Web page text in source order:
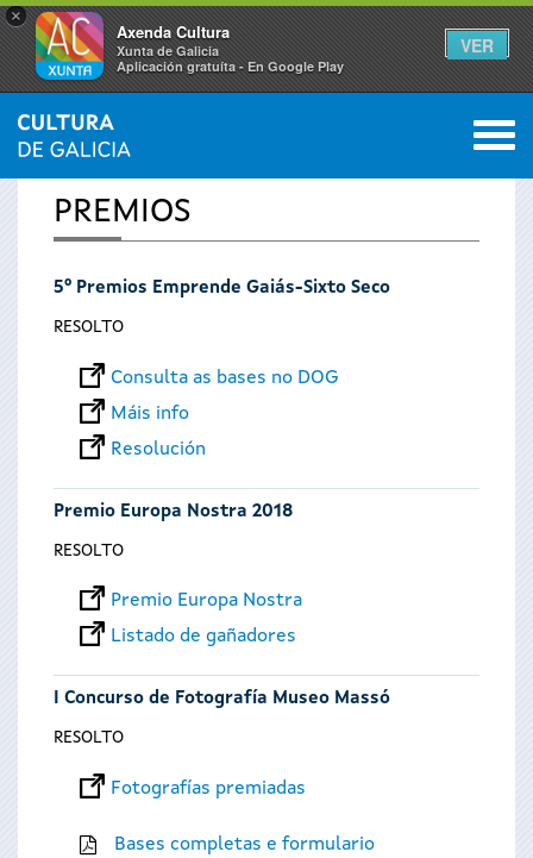
×
Axenda Cultura
Xunta de Galicia
Aplicación gratuíta - En Google Play
VER
Vostede
está
aquí
INICIO 0
PREMIOS
5º Premios Emprende Gaiás-Sixto Seco
RESOLTO
Consulta as bases no DOG
Máis info
Resolución
Premio Europa Nostra 2018
RESOLTO
Premio Europa Nostra
Listado de gañadores
I Concurso de Fotografía Museo Massó
RESOLTO
Fotografías premiadas
Bases completas e formulario